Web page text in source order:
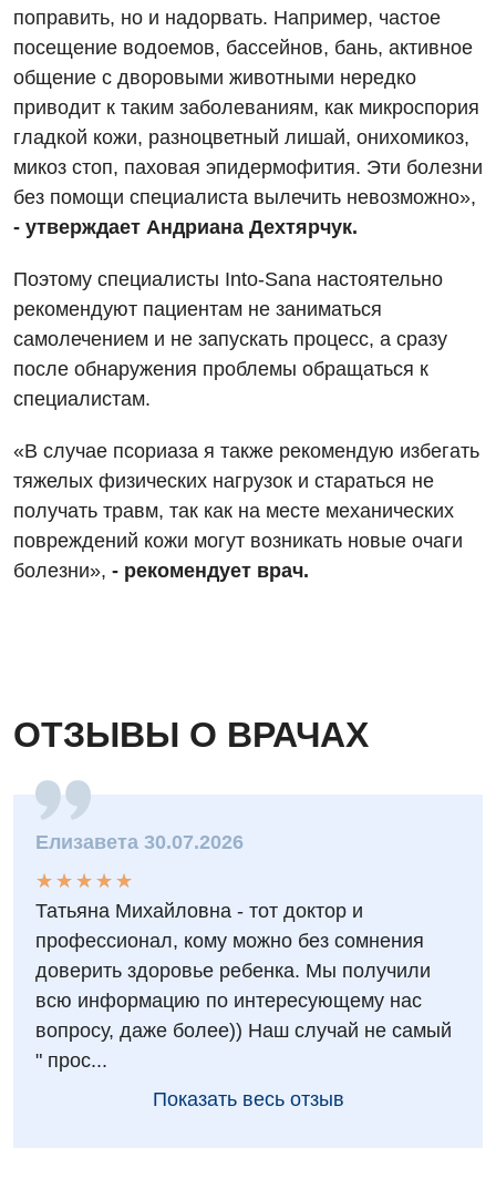
Вакцинация
Гастроэнтерология
Гинекологическое отделение
Дерматовенерология
Диетология
Кардиология
Кардиохирургия
Маммология
Неврология
Нейрохирургия
Отделение неотложных состояний
Оториноларингология
Офтальмологическое отделение
Педиатрическое отделение
Проктология
Пульмонология
Сосудистая хирургия
Терапевтическое отделение
Хирургическое отделение
Эндоскопическое отделение
поправить, но и надорвать. Например, частое
посещение водоемов, бассейнов, бань, активное
общение с дворовыми животными нередко
приводит к таким заболеваниям, как микроспория
гладкой кожи, разноцветный лишай, онихомикоз,
микоз стоп, паховая эпидермофития. Эти болезни
без помощи специалиста вылечить невозможно»,
- утверждает Андриана Дехтярчук.
Поэтому специалисты Into-Sana настоятельно
рекомендуют пациентам не заниматься
самолечением и не запускать процесс, а сразу
после обнаружения проблемы обращаться к
специалистам.
«В случае псориаза я также рекомендую избегать
тяжелых физических нагрузок и стараться не
получать травм, так как на месте механических
повреждений кожи могут возникать новые очаги
болезни», - рекомендует врач.
ОТЗЫВЫ О ВРАЧАХ
Елизавета 30.07.2026
★
★
★
★
★
★ ★ ★ ★ ★
Татьяна Михайловна - тот доктор и
профессионал, кому можно без сомнения
доверить здоровье ребенка. Мы получили
всю информацию по интересующему нас
вопросу, даже более)) Наш случай не самый
" прос...
Показать весь отзыв